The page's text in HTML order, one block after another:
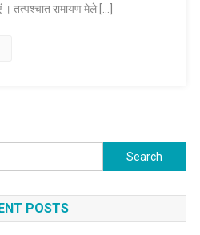
तत्पश्चात रामायण मेले […]
Search
for:
POSTS